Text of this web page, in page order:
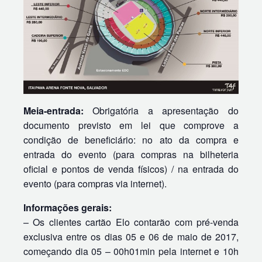
Meia-entrada: Obrigatória a apresentação do
documento previsto em lei que comprove a
condição de beneficiário: no ato da compra e
entrada do evento (para compras na bilheteria
oficial e pontos de venda físicos) / na entrada do
evento (para compras via internet).
Informações gerais:
– Os clientes cartão Elo contarão com pré-venda
exclusiva entre os dias 05 e 06 de maio de 2017,
começando dia 05 – 00h01min pela internet e 10h